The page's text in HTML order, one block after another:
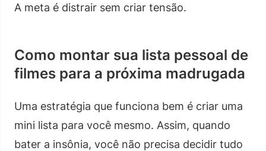
A meta é distrair sem criar tensão.
Como montar sua lista pessoal de
filmes para a próxima madrugada
Uma estratégia que funciona bem é criar uma
mini lista para você mesmo. Assim, quando
bater a insônia, você não precisa decidir tudo